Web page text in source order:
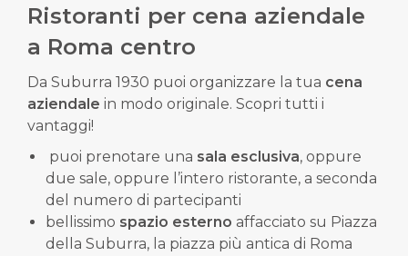
Ristoranti per cena aziendale
a Roma centro
Da Suburra 1930 puoi organizzare la tua cena
aziendale in modo originale. Scopri tutti i
vantaggi!
puoi prenotare una sala esclusiva, oppure
due sale, oppure l’intero ristorante, a seconda
del numero di partecipanti
bellissimo spazio esterno affacciato su Piazza
della Suburra, la piazza più antica di Roma